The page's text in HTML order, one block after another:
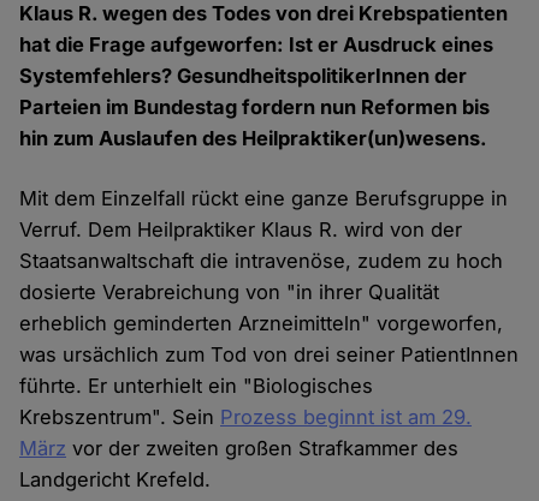
Klaus R. wegen des Todes von drei Krebspatienten
hat die Frage aufgeworfen: Ist er Ausdruck eines
Systemfehlers? GesundheitspolitikerInnen der
Parteien im Bundestag fordern nun Reformen bis
hin zum Auslaufen des Heilpraktiker(un)wesens.
Mit dem Einzelfall rückt eine ganze Berufsgruppe in
Verruf. Dem Heilpraktiker Klaus R. wird von der
Staatsanwaltschaft die intravenöse, zudem zu hoch
dosierte Verabreichung von "in ihrer Qualität
erheblich geminderten Arzneimitteln" vorgeworfen,
was ursächlich zum Tod von drei seiner PatientInnen
führte. Er unterhielt ein "Biologisches
Krebszentrum". Sein Prozess beginnt ist am 29.
März vor der zweiten großen Strafkammer des
Landgericht Krefeld.